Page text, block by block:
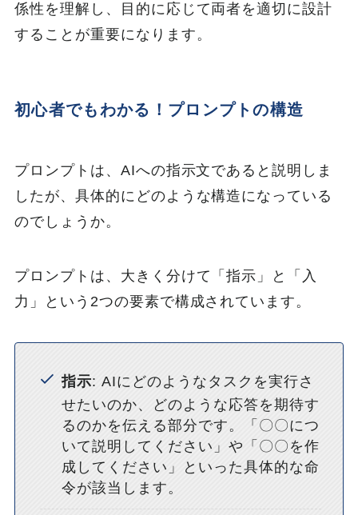
係性を理解し、目的に応じて両者を適切に設計
することが重要になります。
初心者でもわかる！プロンプトの構造
プロンプトは、AIへの指示文であると説明しま
したが、具体的にどのような構造になっている
のでしょうか。
プロンプトは、大きく分けて「指示」と「入
力」という2つの要素で構成されています。
指示: AIにどのようなタスクを実行さ
せたいのか、どのような応答を期待す
るのかを伝える部分です。「〇〇につ
いて説明してください」や「〇〇を作
成してください」といった具体的な命
令が該当します。